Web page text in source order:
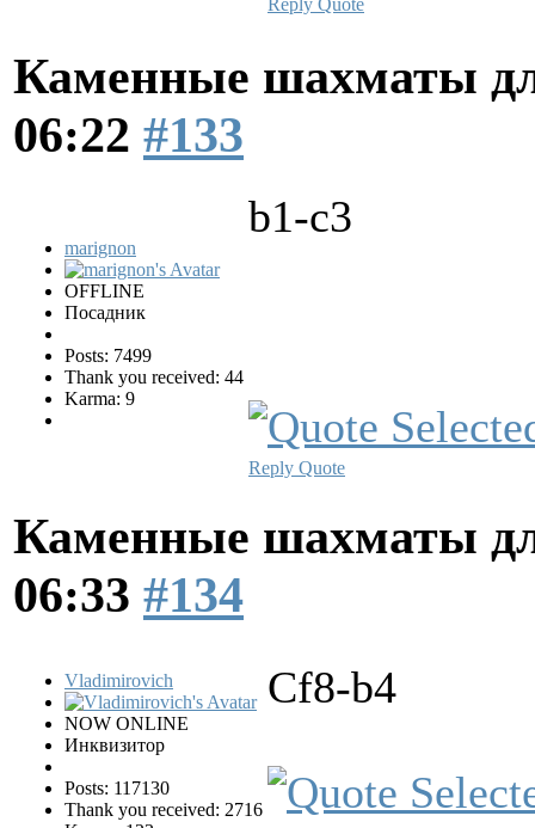
Каменные шахматы
06:22 #133
marignon
OFFLINE
Посадник
Posts: 7499
Thank you received: 44
Karma: 9
b1-c3
Reply Quote
Каменные шахматы
06:33 #134
Vladimirovich
NOW ONLINE
Инквизитор
Posts: 117130
Thank you received: 2716
Cf8-b4